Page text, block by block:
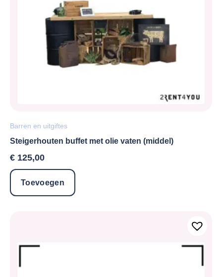
Barren en uitgiftes
Steigerhouten buffet met olie vaten (middel)
€ 125,00
Toevoegen